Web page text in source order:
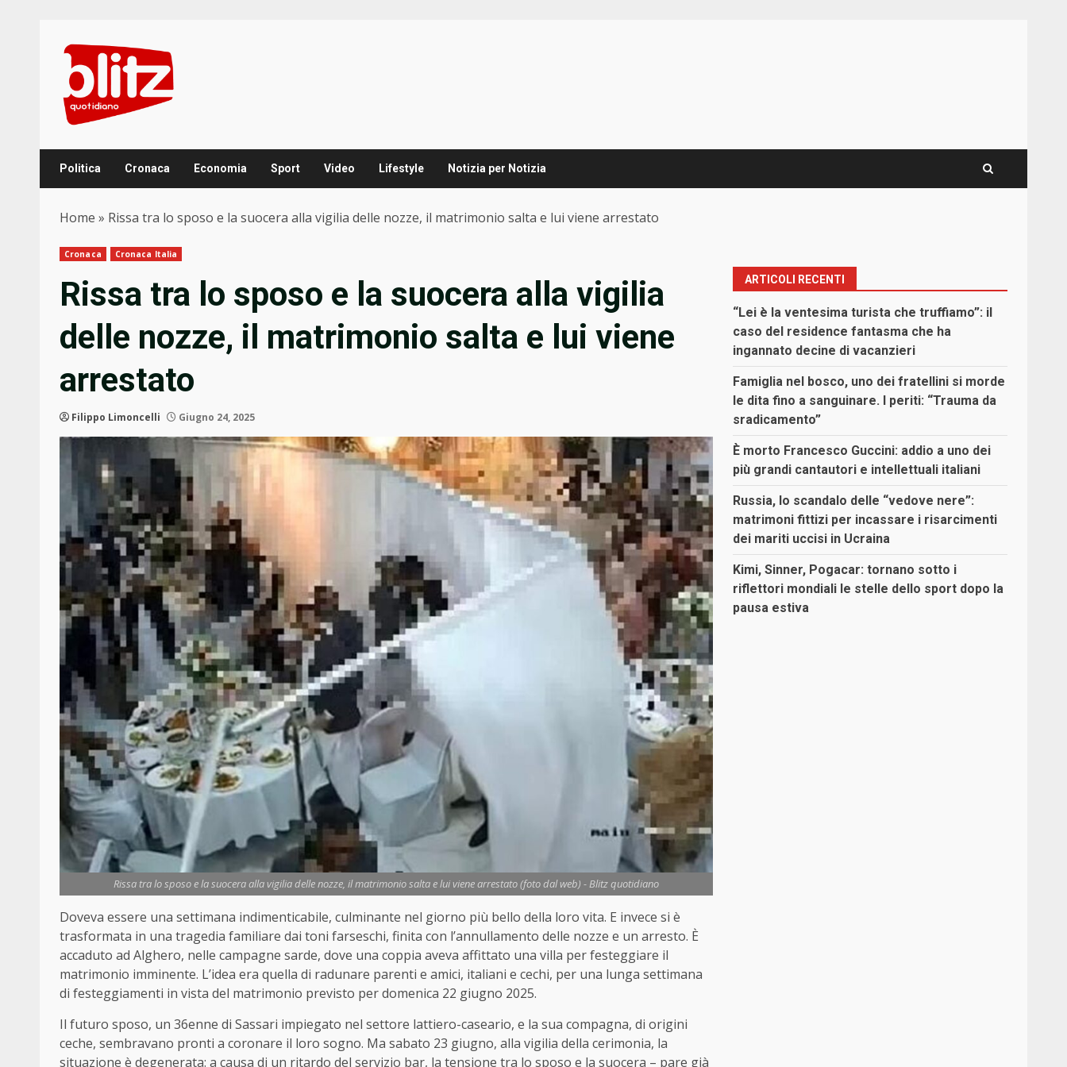
content
Politica Cronaca Economia Sport Video Lifestyle Notizia per Notizia
Home » Rissa tra lo sposo e la suocera alla vigilia delle nozze, il matrimonio salta e lui viene arrestato
Cronaca Cronaca Italia
Rissa tra lo sposo e la suocera alla vigilia
delle nozze, il matrimonio salta e lui viene
arrestato
Filippo Limoncelli Giugno 24, 2025
Rissa tra lo sposo e la suocera alla vigilia delle nozze, il matrimonio salta e lui viene arrestato (foto dal web) - Blitz quotidiano
Doveva essere una settimana indimenticabile, culminante nel giorno più bello della loro vita. E invece si è
trasformata in una tragedia familiare dai toni farseschi, finita con l’annullamento delle nozze e un arresto. È
accaduto ad Alghero, nelle campagne sarde, dove una coppia aveva affittato una villa per festeggiare il
matrimonio imminente. L’idea era quella di radunare parenti e amici, italiani e cechi, per una lunga settimana
di festeggiamenti in vista del matrimonio previsto per domenica 22 giugno 2025.
Il futuro sposo, un 36enne di Sassari impiegato nel settore lattiero-caseario, e la sua compagna, di origini
ceche, sembravano pronti a coronare il loro sogno. Ma sabato 23 giugno, alla vigilia della cerimonia, la
situazione è degenerata: a causa di un ritardo del servizio bar, la tensione tra lo sposo e la suocera – pare già
ARTICOLI RECENTI
“Lei è la ventesima turista che truffiamo”: il
caso del residence fantasma che ha
ingannato decine di vacanzieri
Famiglia nel bosco, uno dei fratellini si morde
le dita fino a sanguinare. I periti: “Trauma da
sradicamento”
È morto Francesco Guccini: addio a uno dei
più grandi cantautori e intellettuali italiani
Russia, lo scandalo delle “vedove nere”:
matrimoni fittizi per incassare i risarcimenti
dei mariti uccisi in Ucraina
Kimi, Sinner, Pogacar: tornano sotto i
riflettori mondiali le stelle dello sport dopo la
pausa estiva